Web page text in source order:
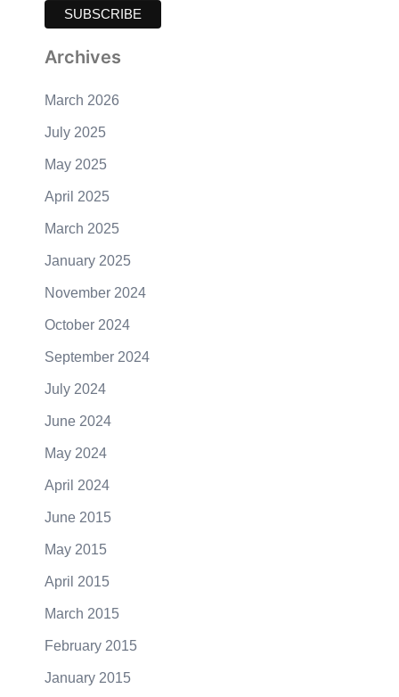
Archives
March 2026
July 2025
May 2025
April 2025
March 2025
January 2025
November 2024
October 2024
September 2024
July 2024
June 2024
May 2024
April 2024
June 2015
May 2015
April 2015
March 2015
February 2015
January 2015